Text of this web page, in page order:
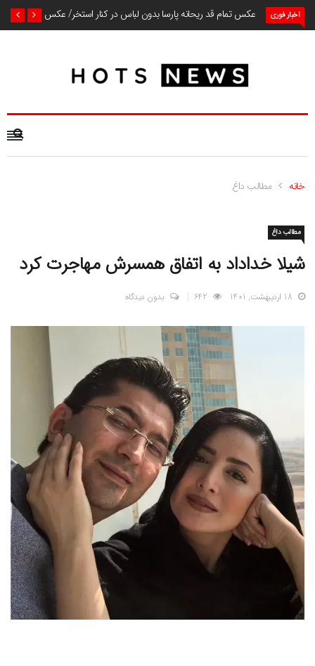
اخبار فوری عکس تمام قد ریحانه پارسا بدون لباس در کنار استخر/ عکس
خانه مطالب داغ
مطالب داغ
شیلا خداداد به اتفاق همسرش مهاجرت کرد
18 اردیبهشت, 1401 بدون دیدگاه